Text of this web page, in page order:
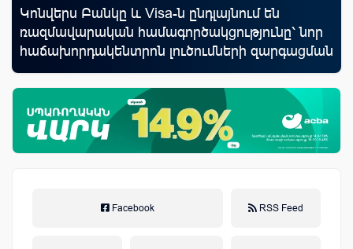
Կոնվերս Բանկը և Visa-ն ընդլայնում են
ռազմավարական համագործակցությունը՝ նոր
հաճախորդակենտրոն լուծումների զարգացման
նպատակով
Facebook RSS Feed